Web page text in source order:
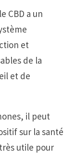
CBD a un
et
de la
et de
il peut
sur la santé
utile pour